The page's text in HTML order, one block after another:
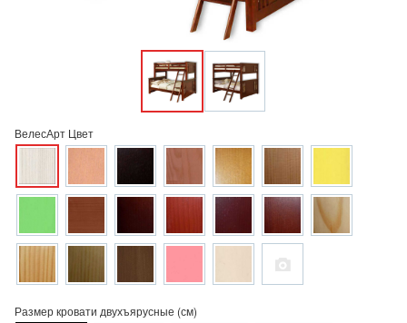
ВелесАрт Цвет
Размер кровати двухъярусные (см)